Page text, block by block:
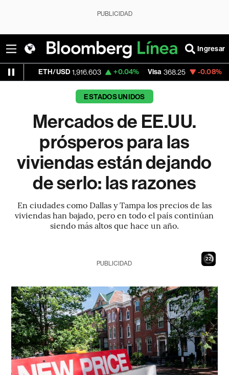
PUBLICIDAD
Ingresar
1,916.603 +0.04% Visa 368.25 -0.08%
ESTADOS UNIDOS
Mercados de EE.UU.
prósperos para las
viviendas están dejando
de serlo: las razones
En ciudades como Dallas y Tampa los precios de las
viviendas han bajado, pero en todo el país continúan
siendo más altos que hace un año.
21
PUBLICIDAD